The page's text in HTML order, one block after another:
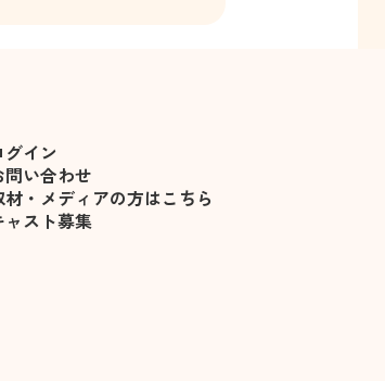
グイン
問い合わせ
材・メディアの方はこちら
ャスト募集